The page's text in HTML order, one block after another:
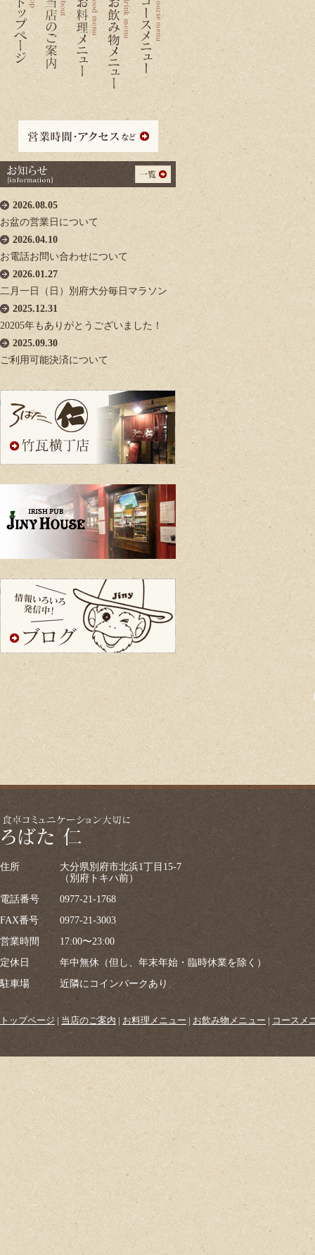
2026.08.05
お盆の営業日について
2026.04.10
お電話お問い合わせについて
2026.01.27
二月一日（日）別府大分毎日マラソン
2025.12.31
20205年もありがとうございました！
2025.09.30
ご利用可能決済について
住所
大分県別府市北浜1丁目15-7
（別府トキハ前）
電話番号
0977-21-1768
FAX番号
0977-21-3003
営業時間
17:00〜23:00
定休日
年中無休（但し、年末年始・臨時休業を除く）
駐車場
近隣にコインパークあり
トップページ | 当店のご案内 | お料理メニュー | お飲み物メニュー | コースメ